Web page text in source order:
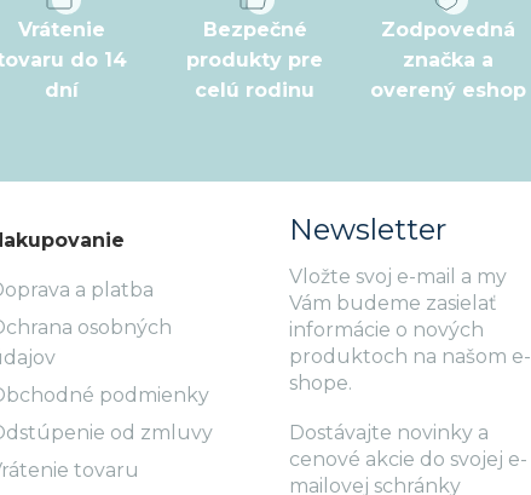
Vrátenie
do 14
dní
Bezpečné
produkty pre
celú rodinu
Zodpovedná
značka a
overený eshop
a platba
osobných
podmienky
od zmluvy
tovaru
Newsletter
Vložte svoj e-mail a my
Vám budeme zasielať
informácie o nových
produktoch na našom e-
shope.
Dostávajte novinky a
cenové akcie do svojej e-
mailovej schránky